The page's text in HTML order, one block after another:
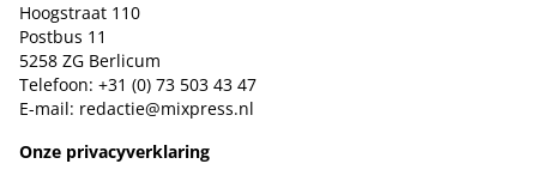
Hoogstraat 110
Postbus 11
5258 ZG Berlicum
Telefoon: +31 (0) 73 503 43 47
E-mail: redactie@mixpress.nl
Onze privacyverklaring